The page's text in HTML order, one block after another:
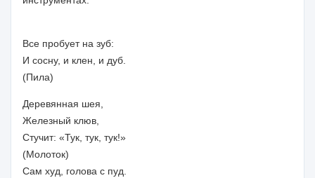
Все пробует на зуб:
И сосну, и клен, и дуб.
(Пила)
Деревянная шея,
Железный клюв,
Стучит: «Тук, тук, тук!»
(Молоток)
Сам худ, голова с пуд.